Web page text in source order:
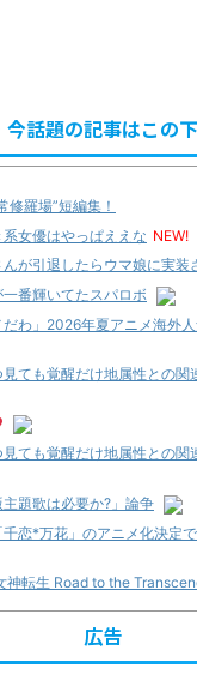
今話題の記事はこの
修羅場”短編集！
系女優はやっぱええな NEW!
んが引退したらウマ娘に実装
番輝いてたスパロボ
わ」2026年夏アニメ海外
見ても覚醒だけ地属性との
見ても覚醒だけ地属性との
主題歌は必要か?」論争
千恋*万花」のアニメ化決定
神転生 Road to the
優さん、可愛すぎる
ても覚醒だけ地属性との
広告